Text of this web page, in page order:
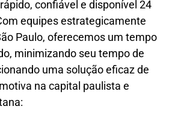
confiável e disponível 24
equipes estrategicamente
Paulo, oferecemos um tempo
minimizando seu tempo de
uma solução eficaz de
na capital paulista e